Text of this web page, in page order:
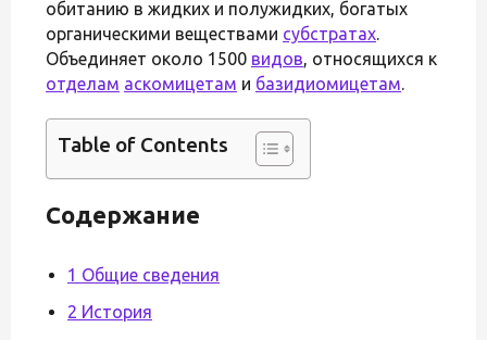
обитанию в жидких и полужидких, богатых
органическими веществами субстратах.
Объединяет около 1500 видов, относящихся к
отделам аскомицетам и базидиомицетам.
Table of Contents
Содержание
1 Общие сведения
2 История